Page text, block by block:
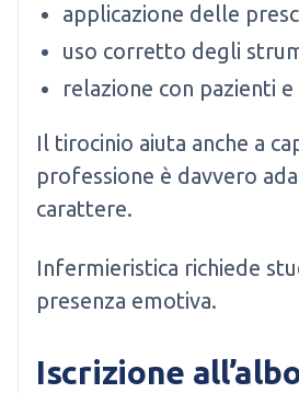
applicazione delle
uso corretto degli
relazione con pazienti
Il tirocinio aiuta anche a
professione è davvero
carattere.
Infermieristica richiede
presenza emotiva.
Iscrizione